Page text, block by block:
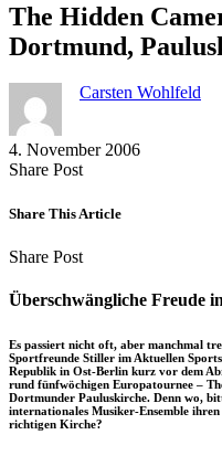
The Hidden
Dortmund,
Carsten Wohlfeld
4. November 2006
Share PostShare
Facebook
Copy
to
Send
via
Share This Article
Share PostShare
Facebook
Copy
to
clipboard
Send
via
eMail
Überschwängliche Freude
Es passiert nicht oft, aber manchmal
Sportfreunde Stiller im Aktuellen
Republik in Ost-Berlin kurz vor dem
rund fünfwöchigen Europatournee –
Dortmunder Pauluskirche. Denn wo,
internationales Musiker-Ensemble
richtigen Kirche?